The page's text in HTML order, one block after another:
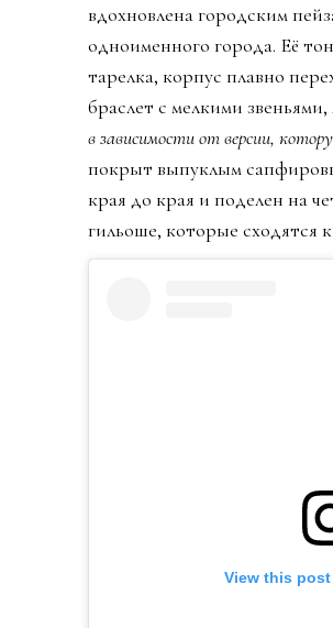
вдохновлена городским
одноименного города. Её
тарелка, корпус плавно
браслет с мелкими
в зависимости от версии,
покрыт выпуклым
края до края и поделен на
гильоше, которые сходятся
View this